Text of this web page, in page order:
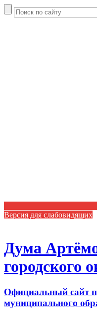
Версия для слабовидящих
Дума
городского
Официальный сайт
муниципального